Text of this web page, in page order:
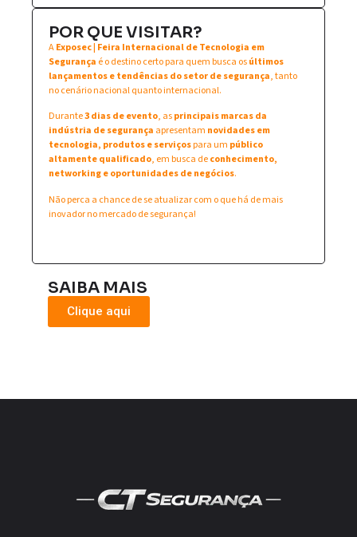
POR QUE VISITAR?
AExposec | Feira Internacional de Tecnologia em
Segurança é o destino certo para quem busca osúltimos
lançamentos e tendências do setor de segurança, tanto
no cenário nacional quanto internacional.
Durante3 dias de evento, asprincipais marcas da
indústria de segurança apresentam novidades em
tecnologia, produtos e serviçospara um público
altamente qualificado, em busca deconhecimento,
networking e oportunidades de negócios.
Não perca a chance de se atualizar com o que há de mais
inovador no mercado de segurança!
SAIBA MAIS
Clique aqui